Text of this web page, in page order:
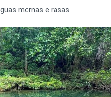
mornas e rasas.